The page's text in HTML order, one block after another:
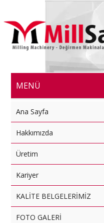
MENÜ
Ana Sayfa
Hakkımızda
Üretim
Kariyer
KALİTE BELGELERİMİZ
FOTO GALERİ